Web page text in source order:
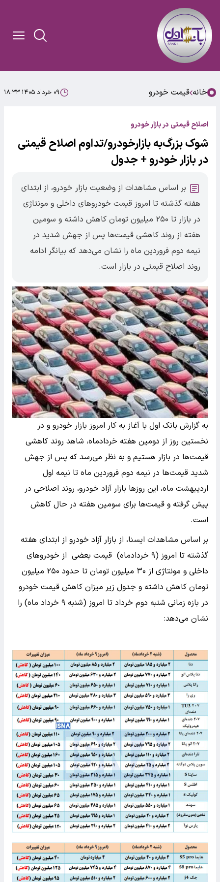
خانه قیمت خودرو ۰۹ خرداد ۱۴۰۵ ۱۸:۳۳
اصلاح قیمتی در بازار خودرو
شوک بزرگ‌به بازارخودرو/تداوم اصلاح قیمتی
در بازار خودرو + جدول
بر اساس مشاهدات از وضعیت بازار خودرو، از ابتدای
هفته گذشته تا امروز قیمت خودروهای داخلی و مونتاژی
در بازار تا ۲۵۰ میلیون تومان کاهش داشته و سومین
هفته از روند کاهشی قیمت‌ها پس از جهش شدید در
نیمه دوم فروردین ماه را نشان می‌دهد که بیانگر ادامه
روند اصلاح قیمتی در بازار است.
به گزارش بانک اول با آغاز به کار امروز بازار خودرو و در
نخستین روز از دومین هفته خردادماه، شاهد روند کاهشی
قیمت‌ها در بازار هستیم و به نظر می‌رسد که پس از جهش
شدید قیمت‌ها در نیمه دوم فروردین ماه تا نیمه اول
اردیبهشت ماه، این روزها بازار آزاد خودرو، روند اصلاحی در
پیش گرفته و قیمت‌ها برای سومین هفته در حال کاهش
است.
بر اساس مشاهدات ایسنا، از بازار آزاد خودرو از ابتدای هفته
گذشته تا امروز (۹ خردادماه) قیمت بعضی از خودروهای
داخلی و مونتاژی از ۳۰ میلیون تومان تا حدود ۲۵۰ میلیون
تومان کاهش داشته و جدول زیر میزان کاهش قیمت خودرو
در بازه زمانی شنبه دوم خرداد تا امروز (شنبه ۹ خرداد ماه) را
نشان می‌دهد: